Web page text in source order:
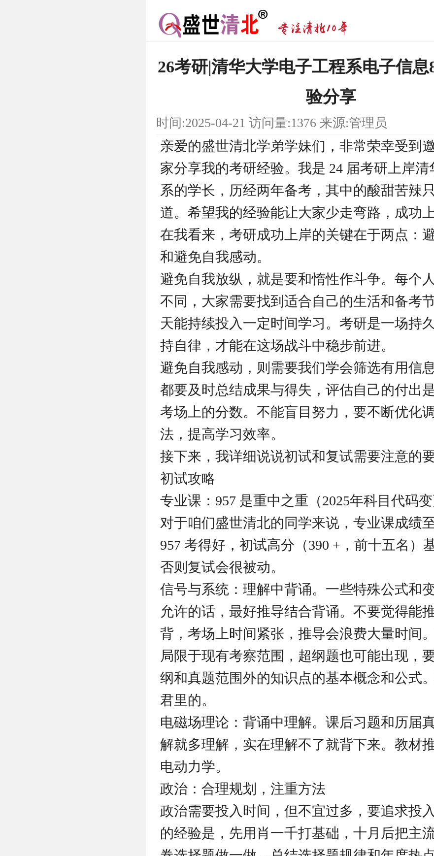
26考研|清华大学电子工程系电子信息
验分享
时间:2025-04-21 访问量:1376 来源:管理员
亲爱的盛世清北学弟学妹们，非常荣幸受到
家分享我的考研经验。我是 24 届考研上岸清
系的学长，历经两年备考，其中的酸甜苦辣
道。希望我的经验能让大家少走弯路，成功上
在我看来，考研成功上岸的关键在于两点：
和避免自我感动。
避免自我放纵，就是要和惰性作斗争。每个
不同，大家需要找到适合自己的生活和备考
天能持续投入一定时间学习。考研是一场持
持自律，才能在这场战斗中稳步前进。
避免自我感动，则需要我们学会筛选有用信
都要及时总结成果与得失，评估自己的付出
考场上的分数。不能盲目努力，要不断优化
法，提高学习效率。
接下来，我详细说说初试和复试需要注意的要
初试攻略
专业课：957 是重中之重（2025年科目代码变
对于咱们盛世清北的同学来说，专业课成绩至
957 考得好，初试高分（390 +，前十五名）
否则复试会很被动。
信号与系统：理解中背诵。一些特殊公式和
允许的话，最好推导结合背诵。不要觉得能
背，考场上时间紧张，推导会浪费大量时间
局限于现有考察范围，超纲题也可能出现，
纲和真题范围外的知识点的基本概念和公式
君里的。
电磁场理论：背诵中理解。课后习题和历届
解就多理解，实在理解不了就背下来。教材
电动力学。
政治：合理规划，注重方法
政治需要投入时间，但不宜过多，要追求投
的经验是，先用肖一千打基础，十月后把主